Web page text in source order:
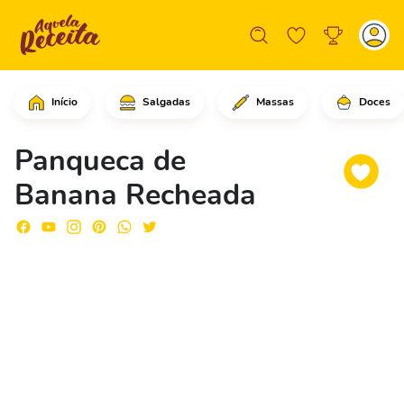
Início Salgadas Massas Doces
Panqueca de
Banana Recheada
Comece cortando as bananas em